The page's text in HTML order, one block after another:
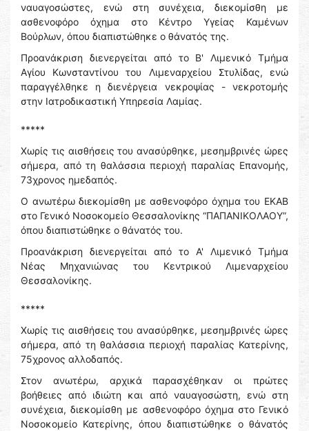
ναυαγοσώστες, ενώ στη συνέχεια, διεκομίσθη με
ασθενοφόρο όχημα στο Κέντρο Υγείας Καμένων
Βούρλων, όπου διαπιστώθηκε ο θάνατός της.
Προανάκριση διενεργείται από το Β' Λιμενικό Τμήμα
Αγίου Κωνσταντίνου του Λιμεναρχείου Στυλίδας, ενώ
παραγγέλθηκε η διενέργεια νεκροψίας - νεκροτομής
στην Ιατροδικαστική Υπηρεσία Λαμίας.
*****
Χωρίς τις αισθήσεις του ανασύρθηκε, μεσημβρινές ώρες
σήμερα, από τη θαλάσσια περιοχή παραλίας Επανομής,
73χρονος ημεδαπός.
Ο ανωτέρω διεκομίσθη με ασθενοφόρο όχημα του ΕΚΑΒ
στο Γενικό Νοσοκομείο Θεσσαλονίκης “ΠΑΠΑΝΙΚΟΛΑΟΥ”,
όπου διαπιστώθηκε ο θάνατός του.
Προανάκριση διενεργείται από το Α' Λιμενικό Τμήμα
Νέας Μηχανιώνας του Κεντρικού Λιμεναρχείου
Θεσσαλονίκης.
*****
Χωρίς τις αισθήσεις του ανασύρθηκε, μεσημβρινές ώρες
σήμερα, από τη θαλάσσια περιοχή παραλίας Κατερίνης,
75χρονος αλλοδαπός.
Στον ανωτέρω, αρχικά παρασχέθηκαν οι πρώτες
βοήθειες από ιδιώτη και από ναυαγοσώστη, ενώ στη
συνέχεια, διεκομίσθη με ασθενοφόρο όχημα στο Γενικό
Νοσοκομείο Κατερίνης, όπου διαπιστώθηκε ο θάνατός